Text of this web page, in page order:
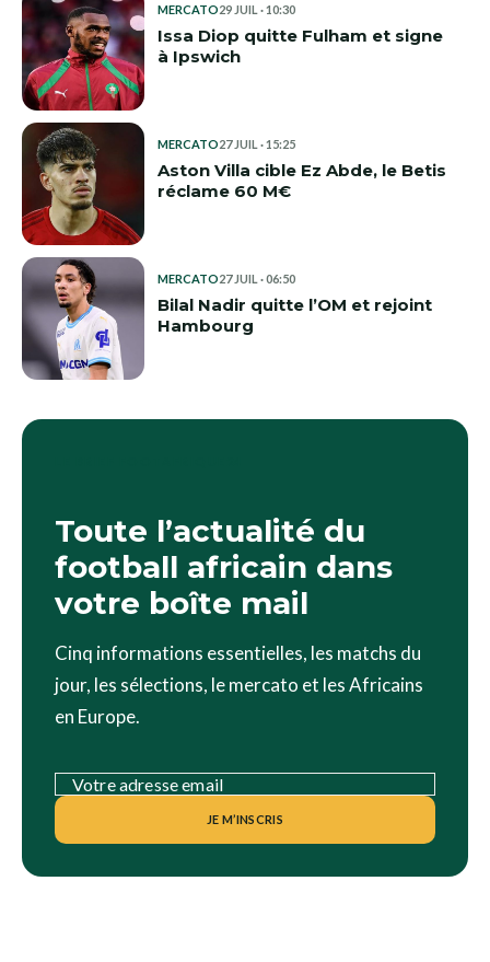
MERCATO29 JUIL · 10:30
Issa Diop quitte Fulham et signe
à Ipswich
MERCATO27 JUIL · 15:25
Aston Villa cible Ez Abde, le Betis
réclame 60 M€
MERCATO27 JUIL · 06:50
Bilal Nadir quitte l’OM et rejoint
Hambourg
Toute l’actualité du
football africain dans
votre boîte mail
Cinq informations essentielles, les matchs du
jour, les sélections, le mercato et les Africains
en Europe.
JE M’INSCRIS